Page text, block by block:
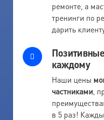
ремонте, а
тренинги по
дарить
каждому
Наши цены
частниками,
в 5 раз!